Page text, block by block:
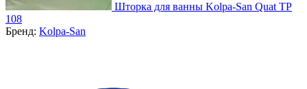
Шторка для ванны Kolpa-San Quat TP
108
Бренд: Kolpa-San